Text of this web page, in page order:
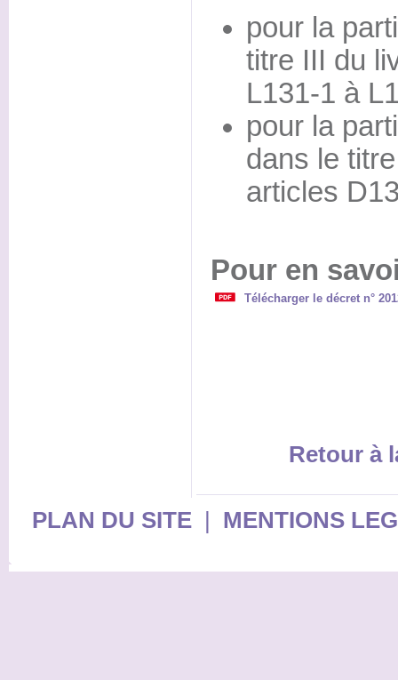
pour la
titre III du
L131-1 à
pour la
dans le
articles
Pour en
Télécharger le décret n°
Retour à
PLAN DU SITE| MENTIONS